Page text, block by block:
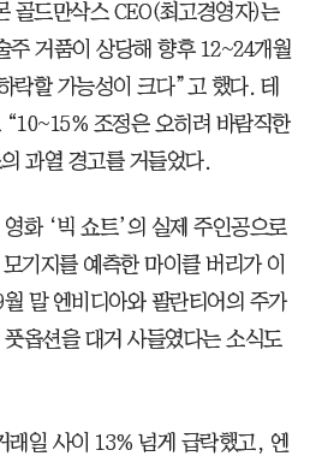
골드만삭스 CEO(최고경영자)는
주 거품이 상당해 향후 12~24개월
락할 가능성이 크다”고 했다. 테
“10~15% 조정은 오히려 바람직한
과열 경고를 거들었다.
화 ‘빅 쇼트’의 실제 주인공으로
기지를 예측한 마이클 버리가 이
말 엔비디아와 팔란티어의 주가
옵션을 대거 사들였다는 소식도
래일 사이 13% 넘게 급락했고, 엔